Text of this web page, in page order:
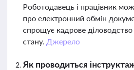
Роботодавець і працівник
про електронний обмін
спрощує кадрове
стану. Джерело
Як проводиться